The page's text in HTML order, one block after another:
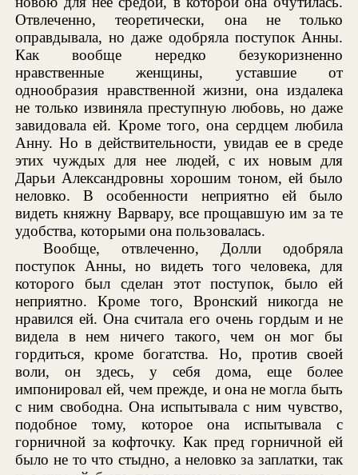
Отвлеченно, теоретически, она не только
оправдывала, но даже одобряла поступок Анны.
Как вообще нередко безукоризненно
нравственные женщины, уставшие от
однообразия нравственной жизни, она издалека
не только извиняла преступную любовь, но даже
завидовала ей. Кроме того, она сердцем любила
Анну. Но в действительности, увидав ее в среде
этих чуждых для нее людей, с их новым для
Дарьи Александровны хорошим тоном, ей было
неловко. В особенности неприятно ей было
видеть княжну Варвару, все прощавшую им за те
удобства, которыми она пользовалась.
Вообще, отвлеченно, Долли одобряла
поступок Анны, но видеть того человека, для
которого был сделан этот поступок, было ей
неприятно. Кроме того, Вронский никогда не
нравился ей. Она считала его очень гордым и не
видела в нем ничего такого, чем он мог бы
гордиться, кроме богатства. Но, против своей
воли, он здесь, у себя дома, еще более
импонировал ей, чем прежде, и она не могла быть
с ним свободна. Она испытывала с ним чувство,
подобное тому, которое она испытывала с
горничной за кофточку. Как пред горничной ей
было не то что стыдно, а неловко за заплатки, так